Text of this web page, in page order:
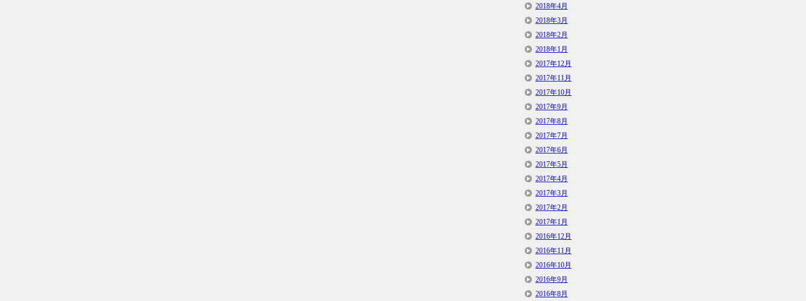
2018年4月
2018年3月
2018年2月
2018年1月
2017年12月
2017年11月
2017年10月
2017年9月
2017年8月
2017年7月
2017年6月
2017年5月
2017年4月
2017年3月
2017年2月
2017年1月
2016年12月
2016年11月
2016年10月
2016年9月
2016年8月